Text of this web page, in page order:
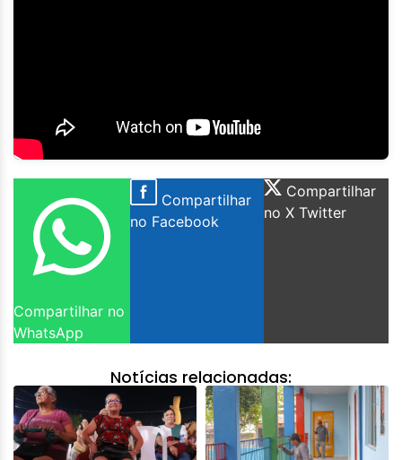
Compartilhar no
WhatsApp
Compartilhar
no Facebook
Compartilhar
no X Twitter
Notícias relacionadas: